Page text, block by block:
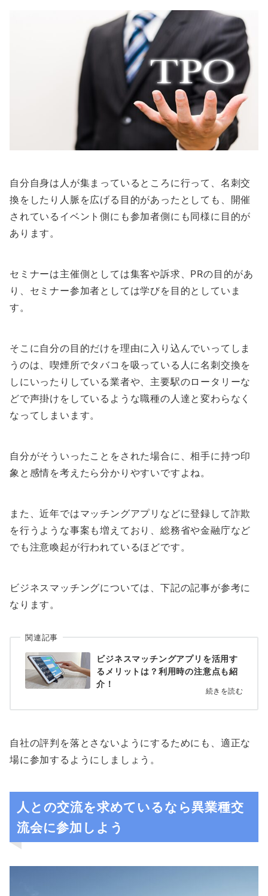
自分自身は人が集まっているところに行って、名刺交
換をしたり人脈を広げる目的があったとしても、開催
されているイベント側にも参加者側にも同様に目的が
あります。
セミナーは主催側としては集客や訴求、PRの目的があ
り、セミナー参加者としては学びを目的としていま
す。
そこに自分の目的だけを理由に入り込んでいってしま
うのは、喫煙所でタバコを吸っている人に名刺交換を
しにいったりしている業者や、主要駅のロータリーな
どで声掛けをしているような職種の人達と変わらなく
なってしまいます。
自分がそういったことをされた場合に、相手に持つ印
象と感情を考えたら分かりやすいですよね。
また、近年ではマッチングアプリなどに登録して詐欺
を行うような事案も増えており、総務省や金融庁など
でも注意喚起が行われているほどです。
ビジネスマッチングについては、下記の記事が参考に
なります。
関連記事
ビジネスマッチングアプリを活用す
るメリットは？利用時の注意点も紹
介！
続きを読む
自社の評判を落とさないようにするためにも、適正な
場に参加するようにしましょう。
人との交流を求めているなら異業種交
流会に参加しよう